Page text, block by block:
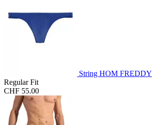
String HOM FREDDY
Regular Fit
CHF 55.00